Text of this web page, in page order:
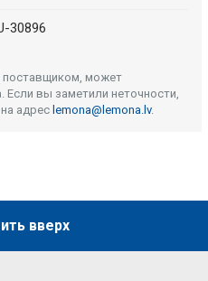
30896
поставщиком, может
Если вы заметили неточности,
адрес lemona@lemona.lv.
вверх